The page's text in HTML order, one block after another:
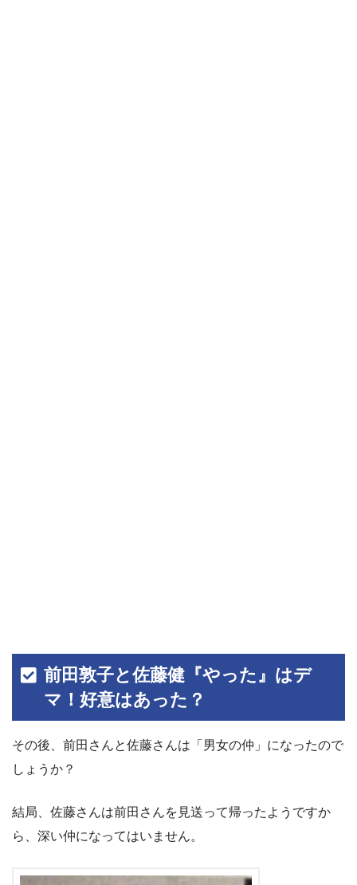
前田敦子と佐藤健『やった』はデ
マ！好意はあった？
その後、前田さんと佐藤さんは「男女の仲」になったので
しょうか？
結局、佐藤さんは前田さんを見送って帰ったようですか
ら、深い仲になってはいません。